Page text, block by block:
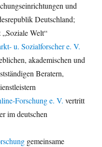
und
Deutschland;
Welt“
u. Sozialforscher e. V.
akademischen und
Beratern,
Forschung e. V. vertritt
im deutschen
gemeinsame